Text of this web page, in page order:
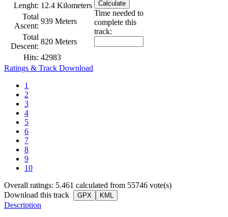
Time needed to
complete this
track:
Lenght: 12.4 Kilometers
Total
Ascent:
939 Meters
Total
Descent:
820 Meters
Hits: 42983
Ratings & Track Download
1
2
3
4
5
6
7
8
9
10
Overall ratings: 5.461 calculated from 55746 vote(s)
Download this track
GPX KML
Description